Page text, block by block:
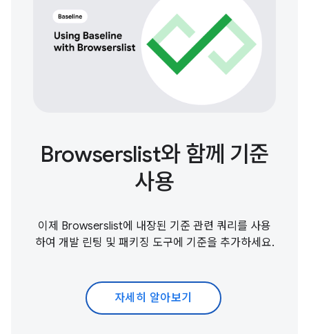
Browserslist와 함께 기준
사용
이제 Browserslist에 내장된 기준 관련 쿼리를 사용
하여 개발 린팅 및 패키징 도구에 기준을 추가하세요.
자세히 알아보기